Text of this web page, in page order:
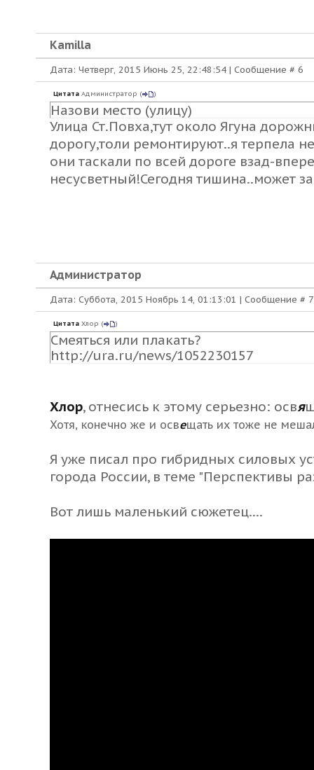
Kamilla
Дата: Четверг, 2015 Июнь 25, 22:48:54 | Сообщение # 6
Цитата Администратор ( )
Назови место (улицу)
Улица Ст.Повха,тут около Ягуна
дорогу,толи ремонтируют..я терпела
они таскали по всей дороге взад-
несусветный!Сегодня тишина..может
Администратор
Дата: Суббота, 2015 Ноябрь 14, 01:13:01 | Сообщение # 7
Цитата Хлор ( )
Смеяться или плакать?
http://ura.ru/news/1052230157
Хлор, отнесись к этому серьезно: освя
Хотя, конечно же и освещать их тоже не
Я уже писал про гибридных силовых
города России, в теме "Перспективы
Вот лишь маленький сюжетец....